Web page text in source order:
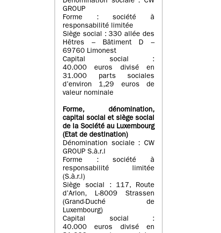
GROUP
Forme : société à
responsabilité limitée
Siège social : 330 allée des
Hêtres – Bâtiment D –
69760 Limonest
Capital social :
40.000 euros divisé en
31.000 parts sociales
d’environ 1,29 euros de
valeur nominale
Forme, dénomination,
capital social et siège social
de la Société au Luxembourg
(Etat de destination)
Dénomination sociale : CW
GROUP S.à.r.l
Forme : société à
responsabilité limitée
(S.à.r.l)
Siège social : 117, Route
d’Arlon, L-8009 Strassen
(Grand-Duché de
Luxembourg)
Capital social :
40.000 euros divisé en